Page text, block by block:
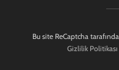
Bu site ReCaptcha
Gizlilik Politikası